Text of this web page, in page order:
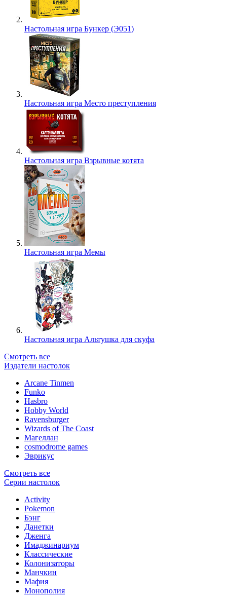
Настольная игра Бункер (Э051)
Настольная игра Место преступления
Настольная игра Взрывные котята
Настольная игра Мемы
Настольная игра Альтушка для скуфа
Смотреть все
Издатели настолок
Arcane Tinmen
Funko
Hasbro
Hobby World
Ravensburger
Wizards of The Coast
Магеллан
сosmodrome games
Эврикус
Смотреть все
Серии настолок
Activity
Pokemon
Бэнг
Данетки
Дженга
Имаджинариум
Классические
Колонизаторы
Манчкин
Мафия
Монополия